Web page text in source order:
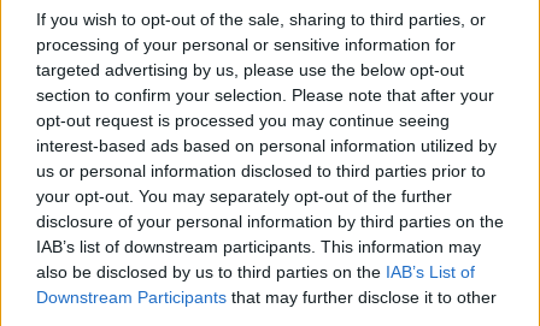
If you wish to opt-out of the sale, sharing to third parties, or
processing of your personal or sensitive information for
targeted advertising by us, please use the below opt-out
section to confirm your selection. Please note that after your
opt-out request is processed you may continue seeing
interest-based ads based on personal information utilized by
us or personal information disclosed to third parties prior to
your opt-out. You may separately opt-out of the further
disclosure of your personal information by third parties on the
IAB’s list of downstream participants. This information may
also be disclosed by us to third parties on the IAB’s List of
Downstream Participants that may further disclose it to other
"εθνικής ασφάλειας", είναι η επίσημη ανακοίνωση
της κυβέρνησης. Τι είναι η "εθνική ασφάλεια";
Κάποιος που επιβουλεύεται την εδαφική
ακεραιότητα της χώρας, που είναι κατάσκοπος (της
Τουρκίας, των Ρώσων, της Αμερικής, της Αιγύπτου;
) και δίνει πληροφορίες σε βάρος της Ελλάδας και
πρέπει να τον ακούσουμε τι κάνει αυτός ο τύπος, ή
μπορεί να οργανώνει τρομοκρατική
δραστηριότητα, ο Ανδρουλάκης. Αν πράγματι είναι
επικίνδυνος για την εθνική ασφάλεια ο